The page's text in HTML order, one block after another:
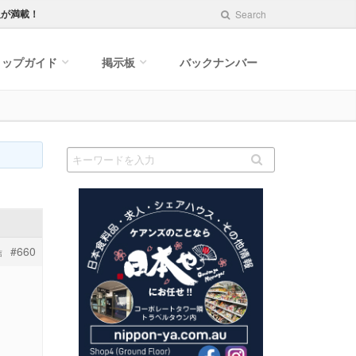
満載！ Search
プガイド 掲示板 バックナンバー
#660